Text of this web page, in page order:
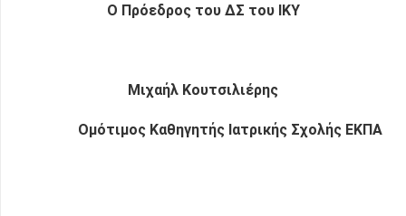
Ο Πρόεδρος του ΔΣ του ΙΚΥ
Μιχαήλ Κουτσιλιέρης
Ομότιμος Καθηγητής Ιατρικής Σχολής ΕΚΠΑ